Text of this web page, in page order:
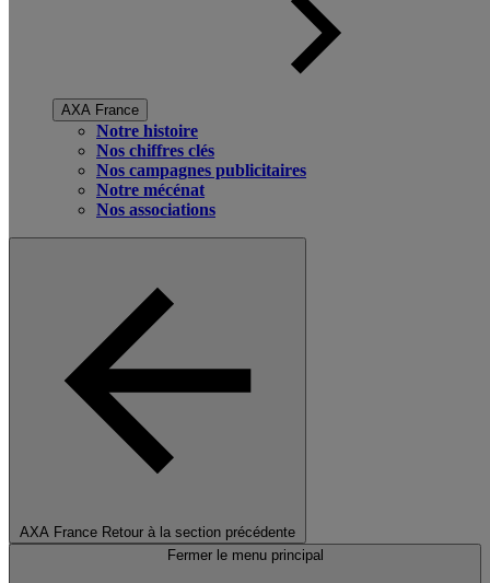
AXA France
Notre histoire
Nos chiffres clés
Nos campagnes publicitaires
Notre mécénat
Nos associations
AXA France Retour à la section précédente
Fermer le menu principal